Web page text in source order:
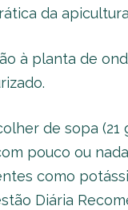
da
à planta de
de sopa (21
pouco ou
como
Diária